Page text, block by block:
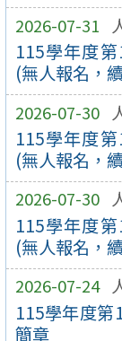
2026-07-31
115學年度
(無人報名，
2026-07-30
115學年度
(無人報名，
2026-07-30
115學年度
(無人報名，
2026-07-24
115學年度
簡章